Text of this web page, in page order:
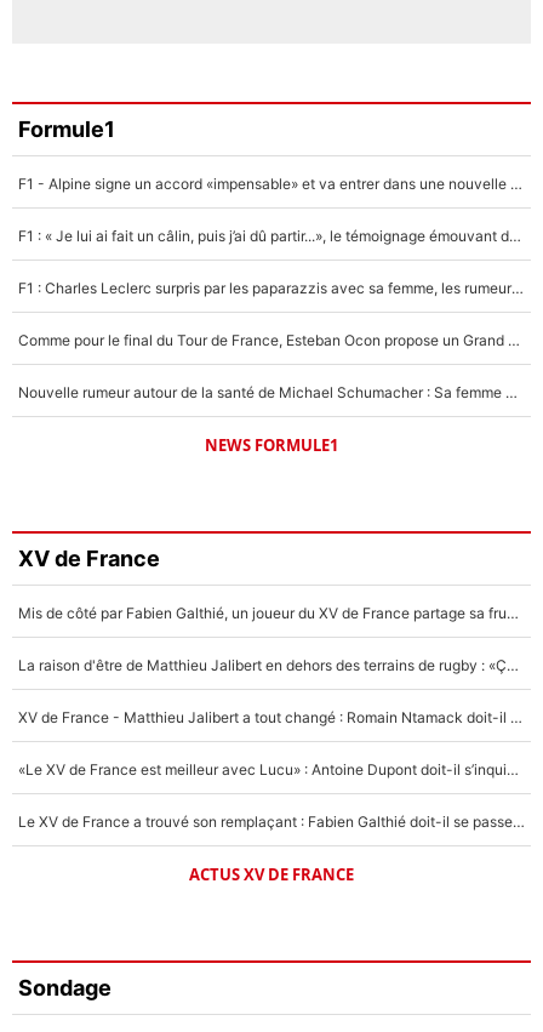
Formule1
F1 - Alpine signe un accord «impensable» et va entrer dans une nouvelle dimension : Grande nouvelle pour Pierre Gasly !
F1 : « Je lui ai fait un câlin, puis j’ai dû partir...», le témoignage émouvant de Max Verstappen sur sa fille
F1 : Charles Leclerc surpris par les paparazzis avec sa femme, les rumeurs étaient vraies !
Comme pour le final du Tour de France, Esteban Ocon propose un Grand Prix de Formule 1 à Paris : «Autour de l’Arc de Triomphe, ce serait génial» !
Nouvelle rumeur autour de la santé de Michael Schumacher : Sa femme Corinna sort du silence
NEWS FORMULE1
XV de France
Mis de côté par Fabien Galthié, un joueur du XV de France partage sa frustration : «ils ne me l’ont pas dit tout de suite»
La raison d'être de Matthieu Jalibert en dehors des terrains de rugby : «Ça m'atteint autant que si tu touches à un membre de ma famille»
XV de France - Matthieu Jalibert a tout changé : Romain Ntamack doit-il s’inquiéter pour sa place à un an de la Coupe du monde ?
«Le XV de France est meilleur avec Lucu» : Antoine Dupont doit-il s’inquiéter pour sa place ?
Le XV de France a trouvé son remplaçant : Fabien Galthié doit-il se passer d'Antoine Dupont ?
ACTUS XV DE FRANCE
Sondage